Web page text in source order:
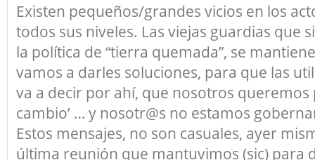
Existen pequeños/grandes vicios en los
todos sus niveles. Las viejas guardias que
la política de “tierra quemada”, se
vamos a darles soluciones, para que las
va a decir por ahí, que nosotros
cambio’ … y nosotr@s no estamos
Estos mensajes, no son casuales, ayer
última reunión que mantuvimos (sic) para